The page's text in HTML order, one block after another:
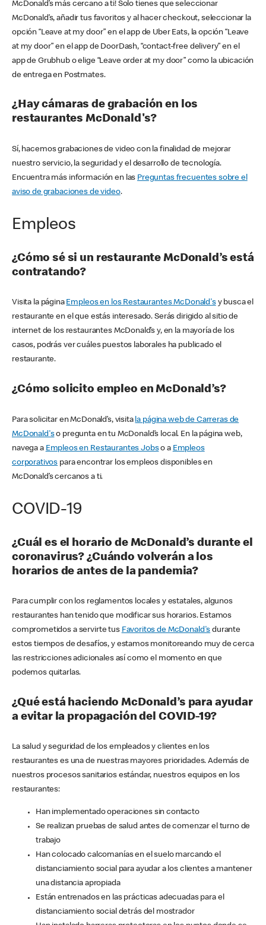
McDonald’s más cercano a ti! Solo tienes que seleccionar
McDonald’s, añadir tus favoritos y al hacer checkout, seleccionar la
opción “Leave at my door” en el app de Uber Eats, la opción “Leave
at my door” en el app de DoorDash, “contact-free delivery” en el
app de Grubhub o elige “Leave order at my door” como la ubicación
de entrega en Postmates.
¿Hay cámaras de grabación en los
restaurantes McDonald's?
Sí, hacemos grabaciones de video con la finalidad de mejorar
nuestro servicio, la seguridad y el desarrollo de tecnología.
Encuentra más información en las Preguntas frecuentes sobre el
aviso de grabaciones de video.
Empleos
¿Cómo sé si un restaurante McDonald’s está
contratando?
Visita la página Empleos en los Restaurantes McDonald'sy busca el
restaurante en el que estás interesado. Serás dirigido al sitio de
internet de los restaurantes McDonald’s y, en la mayoría de los
casos, podrás ver cuáles puestos laborales ha publicado el
restaurante.
¿Cómo solicito empleo en McDonald’s?
Para solicitar en McDonald’s, visita la página web de Carreras de
McDonald'so pregunta en tu McDonald’s local. En la página web,
navega a Empleos en Restaurantes Jobso a Empleos
corporativos para encontrar los empleos disponibles en
McDonald’s cercanos a ti.
COVID-19
¿Cuál es el horario de McDonald’s durante el
coronavirus? ¿Cuándo volverán a los
horarios de antes de la pandemia?
Para cumplir con los reglamentos locales y estatales, algunos
restaurantes han tenido que modificar sus horarios. Estamos
comprometidos a servirte tus Favoritos de McDonald's durante
estos tiempos de desafíos, y estamos monitoreando muy de cerca
las restricciones adicionales así como el momento en que
podemos quitarlas.
¿Qué está haciendo McDonald’s para ayudar
a evitar la propagación del COVID-19?
La salud y seguridad de los empleados y clientes en los
restaurantes es una de nuestras mayores prioridades. Además de
nuestros procesos sanitarios estándar, nuestros equipos en los
restaurantes:
Han implementado operaciones sin contacto
Se realizan pruebas de salud antes de comenzar el turno de
trabajo
Han colocado calcomanías en el suelo marcando el
distanciamiento social para ayudar a los clientes a mantener
una distancia apropiada
Están entrenados en las prácticas adecuadas para el
distanciamiento social detrás del mostrador